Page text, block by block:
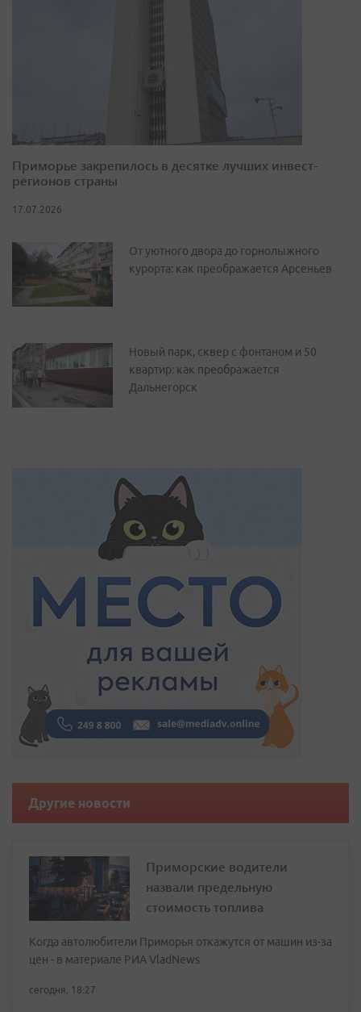
Приморье закрепилось в десятке лучших инвест-
регионов страны
17.07.2026
От уютного двора до горнолыжного
курорта: как преображается Арсеньев
Новый парк, сквер с фонтаном и 50
квартир: как преображается
Дальнегорск
Другие новости
Приморские водители
назвали предельную
стоимость топлива
Когда автолюбители Приморья откажутся от машин из-за
цен - в материале РИА VladNews
сегодня, 18:27